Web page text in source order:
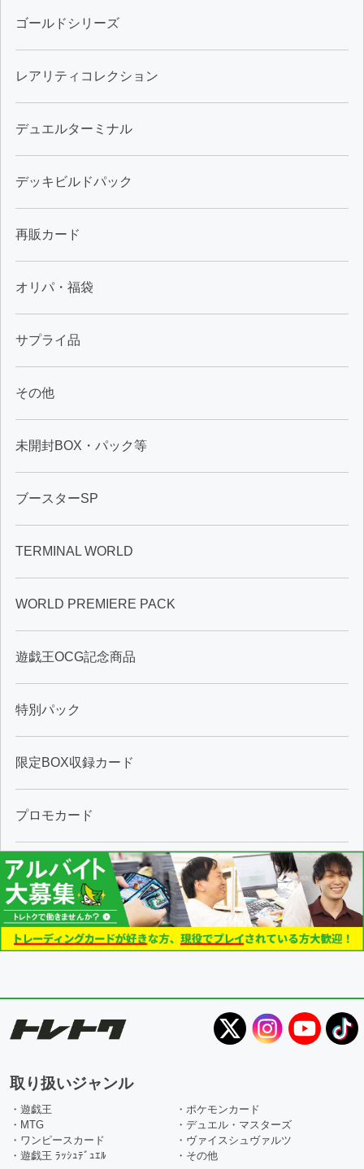
ゴールドシリーズ
レアリティコレクション
デュエルターミナル
デッキビルドパック
再販カード
オリパ・福袋
サプライ品
その他
未開封BOX・パック等
ブースターSP
TERMINAL WORLD
WORLD PREMIERE PACK
遊戯王OCG記念商品
特別パック
限定BOX収録カード
プロモカード
取り扱いジャンル
・遊戯王
・ポケモンカード
・MTG
・デュエル・マスターズ
・ワンピースカード
・ヴァイスシュヴァルツ
・遊戯王 ﾗｯｼｭﾃﾞｭｴﾙ
・その他